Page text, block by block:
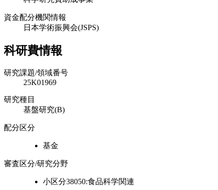
資金配分機関情報
日本学術振興会(JSPS)
科研費情報
研究課題/領域番号
25K01969
研究種目
基盤研究(B)
配分区分
基金
審査区分/研究分野
小区分38050:食品科学関連